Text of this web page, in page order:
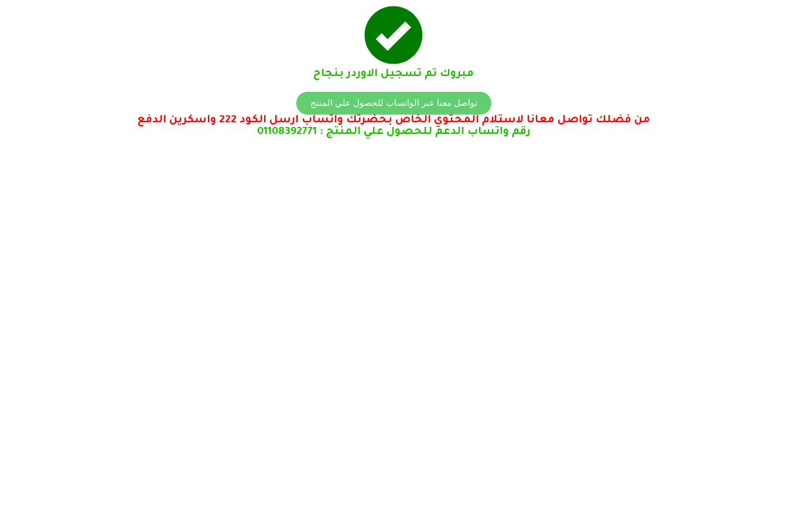
مبروك تم تسجيل الاوردر بنجاح
تواصل معنا عبر الواتساب للحصول علي المنتج
من فضلك تواصل معانا لاستلام المحتوي الخاص بحضرتك واتساب ارسل الكود 222 واسكرين الدفع
رقم واتساب الدعم للحصول علي المنتج : 01108392771